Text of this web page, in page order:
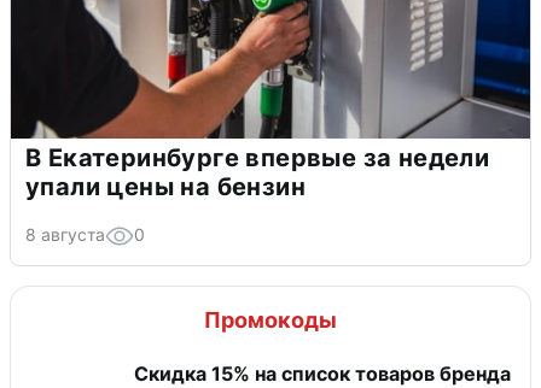
В Екатеринбурге впервые за недели
упали цены на бензин
8 августа 0
Промокоды
Скидка 15% на список товаров бренда